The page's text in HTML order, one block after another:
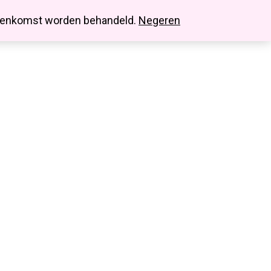
worden behandeld. Negeren